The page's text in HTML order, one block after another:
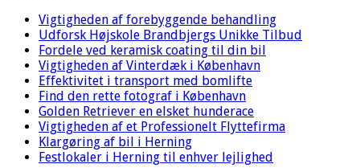
Vigtigheden af forebyggende behandling
Udforsk Højskole Brandbjergs Unikke Tilbud
Fordele ved keramisk coating til din bil
Vigtigheden af Vinterdæk i København
Effektivitet i transport med bomlifte
Find den rette fotograf i København
Golden Retriever en elsket hunderace
Vigtigheden af et Professionelt Flyttefirma
Klargøring af bil i Herning
Festlokaler i Herning til enhver lejlighed